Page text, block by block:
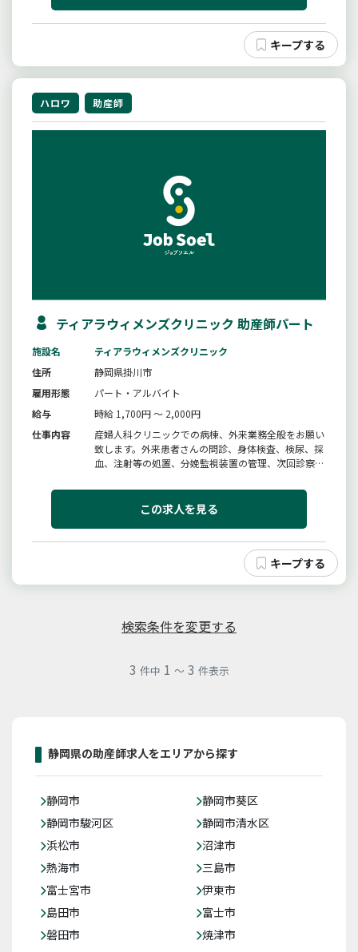
ハロワ 助産師
ティアラウィメンズクリニック 助産師パート
施設名
ティアラウィメンズクリニック
住所
静岡県掛川市
雇用形態
パート・アルバイト
給与
時給 1,700円 ～ 2,000円
仕事内容
産婦人科クリニックでの病棟、外来業務全般をお願い
致します。外来患者さんの問診、身体検査、検尿、採
血、注射等の処置、分娩監視装置の管理、次回診察の
や母親学級のご案内、分娩予約、バースプランの聴
取、妊娠中の乳房チェック、産褥期のケア、母乳指導
この求人を見る
検索条件を変更する
3 件中 1 ～ 3 件表示
静岡県の助産師求人をエリアから探す
静岡市
静岡市葵区
静岡市駿河区
静岡市清水区
浜松市
沼津市
熱海市
三島市
富士宮市
伊東市
島田市
富士市
磐田市
焼津市